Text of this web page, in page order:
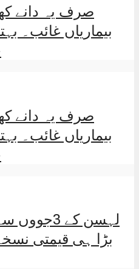
صرف یہ دانے
بیماریاں غائب۔
صرف یہ دانے
بیماریاں غائب۔